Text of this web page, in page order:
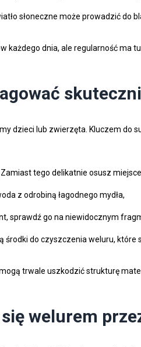
słoneczne może prowadzić do
każdego dnia, ale regularność ma
dzieci lub zwierzęta. Kluczem
tego delikatnie osusz
z odrobiną łagodnego mydła,
sprawdź go na niewidocznym
do czyszczenia weluru, które
trwale uszkodzić strukturę
welurem